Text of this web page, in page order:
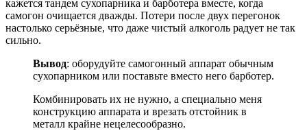
кажется тандем сухопарника и барботера вместе, когда
самогон очищается дважды. Потери после двух перегонок
настолько серьёзные, что даже чистый алкоголь радует не так
сильно.
Вывод: оборудуйте самогонный аппарат обычным
сухопарником или поставьте вместо него барботер.
Комбинировать их не нужно, а специально меня
конструкцию аппарата и врезать отстойник в
металл крайне нецелесообразно.